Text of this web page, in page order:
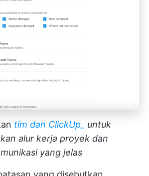
tim dan ClickUp_
untuk
alur kerja proyek dan
yang jelas